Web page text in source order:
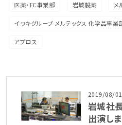
医薬・FC事業部 岩城製薬 メ
イワキグループ メルテックス 化学品事業
アプロス
2019/08/01
岩城社
出演しま